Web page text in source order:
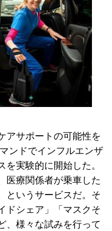
アサポートの可能性を
ンドでインフルエンザ
実験的に開始した。
医療関係者が乗車した
というサービスだ。そ
ドシェア」「マスクそ
、様々な試みを行って